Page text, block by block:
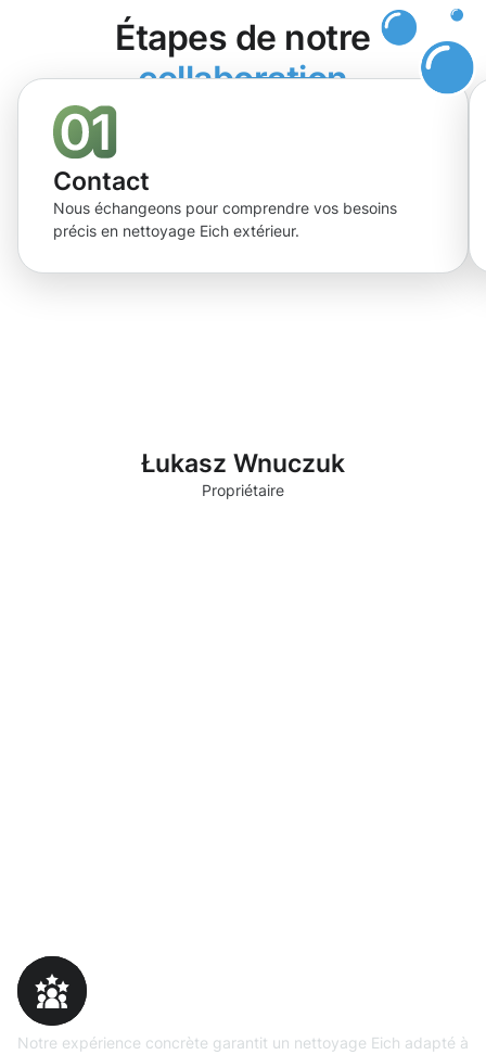
Étapes de notre
collaboration
Contact
Nous échangeons pour comprendre vos besoins
précis en nettoyage Eich extérieur.
Notre expérience concrète garantit un nettoyage Eich adapté à
Łukasz Wnuczuk
Propriétaire